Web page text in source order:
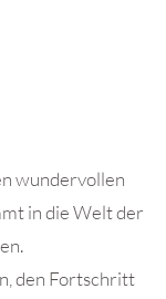
wundervollen
in die Welt der
den Fortschritt